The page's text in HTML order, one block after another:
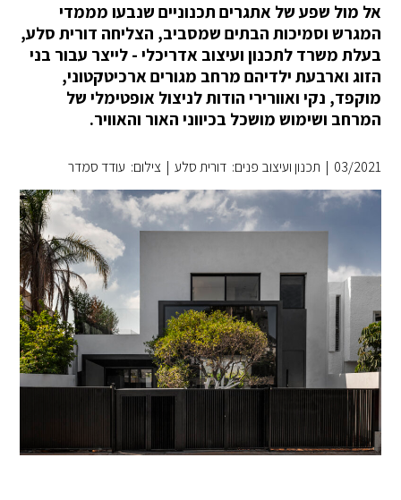
אל מול שפע של אתגרים תכנוניים שנבעו מממדי
המגרש וסמיכות הבתים שמסביב, הצליחה דורית סלע,
בעלת משרד לתכנון ועיצוב אדריכלי - לייצר עבור בני
הזוג וארבעת ילדיהם מרחב מגורים ארכיטקטוני,
מוקפד, נקי ואוורירי הודות לניצול אופטימלי של
המרחב ושימוש מושכל בכיווני האור והאוויר.
03/2021
| תכנון ועיצוב פנים: דורית סלע | צילום: עודד סמדר